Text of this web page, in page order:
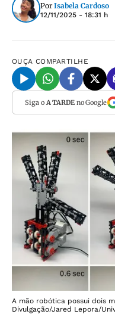
Por Isabela Cardoso
12/11/2025 - 18:31 h
OUÇA COMPARTILHE
Siga o A TARDEno Google
A mão robótica possui dois
Divulgação/Jared Lepora/